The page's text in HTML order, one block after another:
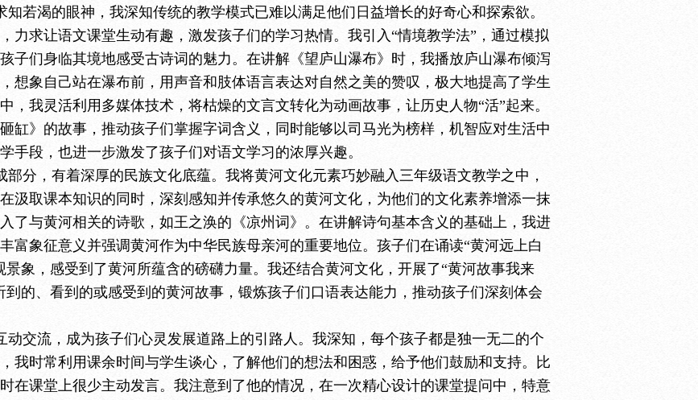
若渴的眼神，我深知传统的教学模式已难以满足他们日益增长的好奇心和探索欲。
力求让语文课堂生动有趣，激发孩子们的学习热情。我引入“情境教学法”，通过模拟
子们身临其境地感受古诗词的魅力。在讲解《望庐山瀑布》时，我播放庐山瀑布倾泻
想象自己站在瀑布前，用声音和肢体语言表达对自然之美的赞叹，极大地提高了学生
，我灵活利用多媒体技术，将枯燥的文言文转化为动画故事，让历史人物“活”起来。
缸》的故事，推动孩子们掌握字词含义，同时能够以司马光为榜样，机智应对生活中
手段，也进一步激发了孩子们对语文学习的浓厚兴趣。
分，有着深厚的民族文化底蕴。我将黄河文化元素巧妙融入三年级语文教学之中，
汲取课本知识的同时，深刻感知并传承悠久的黄河文化，为他们的文化素养增添一抹
了与黄河相关的诗歌，如王之涣的《凉州词》。在讲解诗句基本含义的基础上，我进
富象征意义并强调黄河作为中华民族母亲河的重要地位。孩子们在诵读“黄河远上白
象，感受到了黄河所蕴含的磅礴力量。我还结合黄河文化，开展了“黄河故事我来
的、看到的或感受到的黄河故事，锻炼孩子们口语表达能力，推动孩子们深刻体会
交流，成为孩子们心灵发展道路上的引路人。我深知，每个孩子都是独一无二的个
我时常利用课余时间与学生谈心，了解他们的想法和困惑，给予他们鼓励和支持。比
在课堂上很少主动发言。我注意到了他的情况，在一次精心设计的课堂提问中，特意